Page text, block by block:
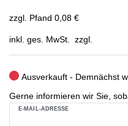
zzgl. Pfand 0,08 €
inkl. ges. MwSt. zzgl.
Ausverkauft - Demnächst
Gerne informieren wir Sie,
E-MAIL-ADRESSE